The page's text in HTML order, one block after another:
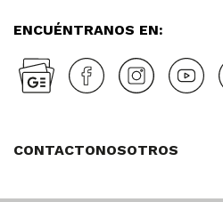
ENCUÉNTRANOS EN:
CONTACTONOSOTROS